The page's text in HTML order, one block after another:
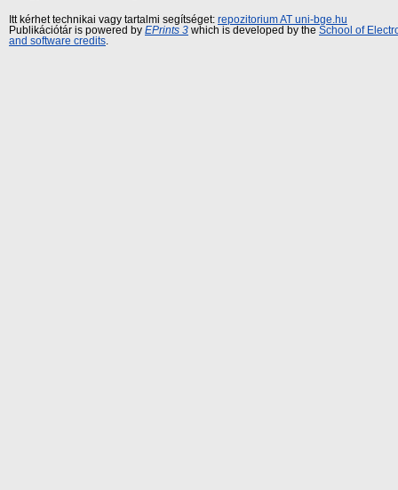
Itt kérhet technikai vagy tartalmi segítséget: repozitorium AT uni-bge.hu
Publikációtár is powered by EPrints 3 which is developed by the School of
and software credits